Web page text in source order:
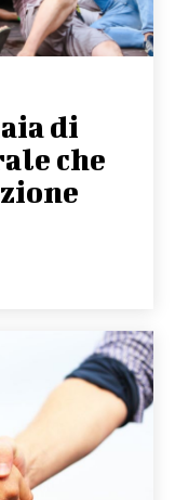
di
che